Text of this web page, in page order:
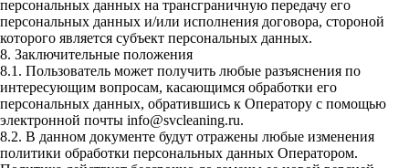
персональных данных на трансграничную передачу его
персональных данных и/или исполнения договора, стороной
которого является субъект персональных данных.
8. Заключительные положения
8.1. Пользователь может получить любые разъяснения по
интересующим вопросам, касающимся обработки его
персональных данных, обратившись к Оператору с помощью
электронной почты info@svcleaning.ru.
8.2. В данном документе будут отражены любые изменения
политики обработки персональных данных Оператором.